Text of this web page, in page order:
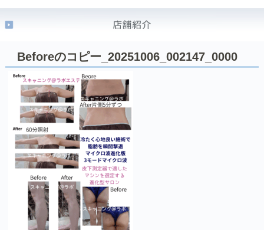
Beforeのコピー_20251006_002147_0000